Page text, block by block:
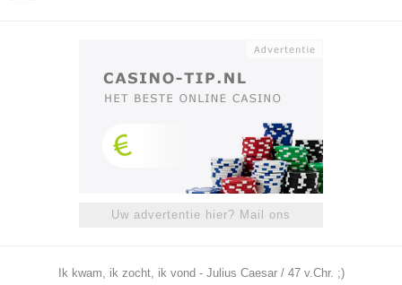
Uw advertentie hier? Mail ons
Ik kwam, ik zocht, ik vond - Julius Caesar / 47 v.Chr. ;)